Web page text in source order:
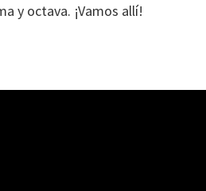
y octava. ¡Vamos allí!